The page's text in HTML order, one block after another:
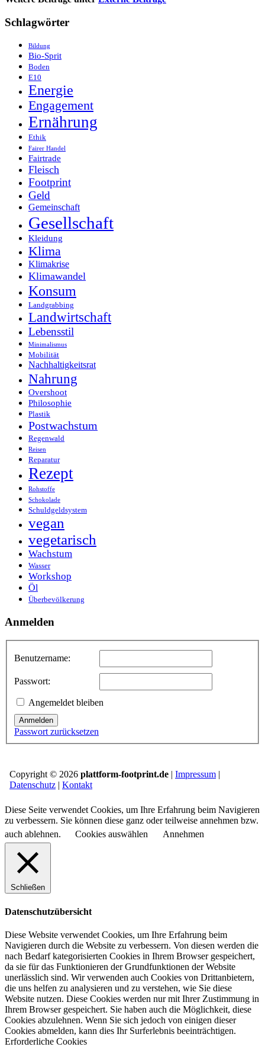
Schlagwörter
Bildung
Bio-Sprit
Boden
E10
Energie
Engagement
Ernährung
Ethik
Fairer Handel
Fairtrade
Fleisch
Footprint
Geld
Gemeinschaft
Gesellschaft
Kleidung
Klima
Klimakrise
Klimawandel
Konsum
Landgrabbing
Landwirtschaft
Lebensstil
Minimalismus
Mobilität
Nachhaltigkeitsrat
Nahrung
Overshoot
Philosophie
Plastik
Postwachstum
Regenwald
Reisen
Reparatur
Rezept
Rohstoffe
Schokolade
Schuldgeldsystem
vegan
vegetarisch
Wachstum
Wasser
Workshop
Öl
Überbevölkerung
Anmelden
Benutzername:
Passwort:
Angemeldet bleiben
Anmelden
Passwort zurücksetzen
Copyright © 2026 plattform-footprint.de | Impressum |
Datenschutz | Kontakt
Diese Seite verwendet Cookies, um Ihre Erfahrung beim Navigieren
zu verbessern. Sie können diese ganz oder teilweise annehmen bzw.
auch ablehnen.
Cookies auswählen Annehmen
Schließen
Datenschutzübersicht
Diese Website verwendet Cookies, um Ihre Erfahrung beim
Navigieren durch die Website zu verbessern. Von diesen werden die
nach Bedarf kategorisierten Cookies in Ihrem Browser gespeichert,
da sie für das Funktionieren der Grundfunktionen der Website
unerlässlich sind. Wir verwenden auch Cookies von Drittanbietern,
die uns helfen zu analysieren und zu verstehen, wie Sie diese
Website nutzen. Diese Cookies werden nur mit Ihrer Zustimmung in
Ihrem Browser gespeichert. Sie haben auch die Möglichkeit, diese
Cookies abzulehnen. Wenn Sie sich jedoch von einigen dieser
Cookies abmelden, kann dies Ihr Surferlebnis beeinträchtigen.
Erforderliche Cookies